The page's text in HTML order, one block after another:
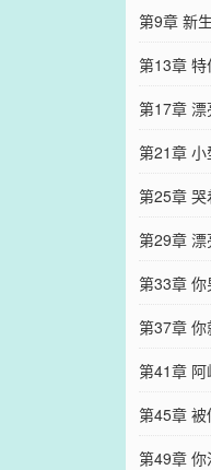
第9章 新
第13章 特
第17章 漂
第21章 小
第25章 哭
第29章 漂
第33章 你
第37章 你
第41章 阿
第45章 被
第49章 你